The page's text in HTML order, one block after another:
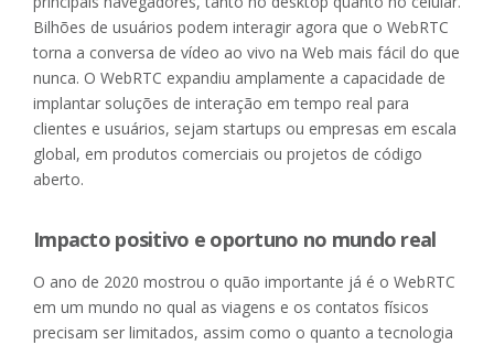
Bilhões de usuários podem interagir agora que o WebRTC
torna a conversa de vídeo ao vivo na Web mais fácil do que
nunca. O WebRTC expandiu amplamente a capacidade de
implantar soluções de interação em tempo real para
clientes e usuários, sejam startups ou empresas em escala
global, em produtos comerciais ou projetos de código
aberto.
Impacto positivo e oportuno no mundo real
O ano de 2020 mostrou o quão importante já é o WebRTC
em um mundo no qual as viagens e os contatos físicos
precisam ser limitados, assim como o quanto a tecnologia